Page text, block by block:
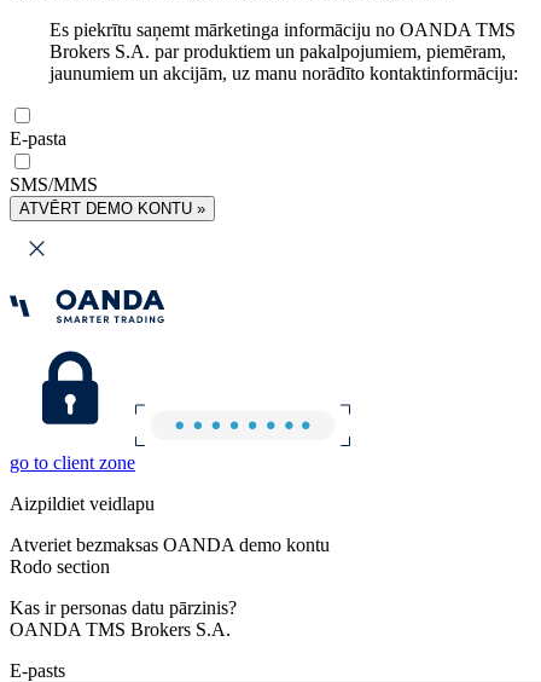
Es piekrītu saņemt mārketinga informāciju no OANDA TMS
Brokers S.A. par produktiem un pakalpojumiem, piemēram,
jaunumiem un akcijām, uz manu norādīto kontaktinformāciju:
E-pasta
SMS/MMS
ATVĒRT DEMO KONTU »
go to client zone
Aizpildiet veidlapu
Atveriet bezmaksas OANDA demo kontu
Rodo section
Kas ir personas datu pārzinis?
OANDA TMS Brokers S.A.
E-pasts